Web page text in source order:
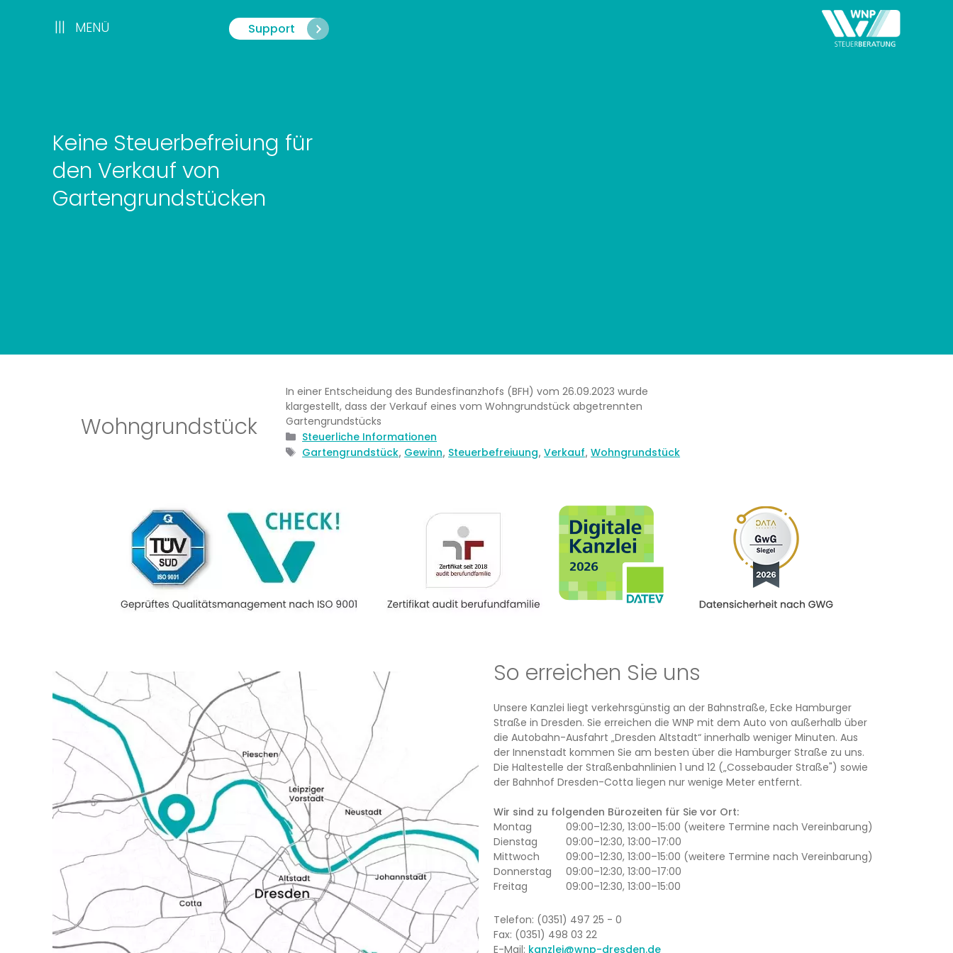
Support
||| MENÜ
|||
Keine Steuerbefreiung für
den Verkauf von
Gartengrundstücken
Wohngrundstück
In einer Entscheidung des Bundesfinanzhofs (BFH) vom 26.09.2023 wurde
klargestellt, dass der Verkauf eines vom Wohngrundstück abgetrennten
Gartengrundstücks
Kategorien
Steuerliche Informationen
Schlagwörter
Gartengrundstück, Gewinn, Steuerbefreiuung,Verkauf,Wohngrundstück
So erreichen Sie uns
Unsere Kanzlei liegt verkehrsgünstig an der Bahnstraße, Ecke Hamburger
Straße in Dresden. Sie erreichen die WNP mit dem Auto von außerhalb über
die Autobahn-Ausfahrt „Dresden Altstadt“ innerhalb weniger Minuten. Aus
der Innenstadt kommen Sie am besten über die Hamburger Straße zu uns.
Die Haltestelle der Straßenbahnlinien 1 und 12 („Cossebauder Straße") sowie
der Bahnhof Dresden-Cotta liegen nur wenige Meter entfernt.
Wir sind zu folgenden Bürozeiten für Sie vor Ort:
Montag
09:00–12:30, 13:00–15:00 (weitere Termine nach Vereinbarung)
Dienstag
09:00–12:30, 13:00–17:00
Mittwoch
09:00–12:30, 13:00–15:00 (weitere Termine nach Vereinbarung)
Donnerstag
09:00–12:30, 13:00–17:00
Freitag
09:00–12:30, 13:00–15:00
Telefon: (0351) 497 25 - 0
Fax: (0351) 498 03 22
E-Mail: kanzlei@wnp-dresden.de